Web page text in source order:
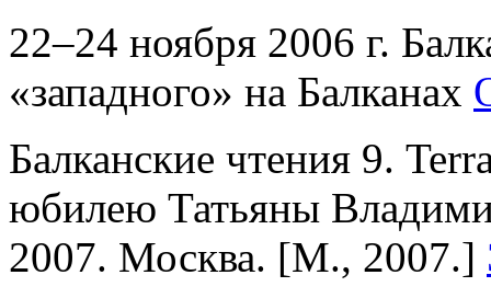
22–24 ноября 2006 г.
«западного» на Балканах
Балканские чтения 9.
юбилею Татьяны
2007. Москва. [М., 2007.]